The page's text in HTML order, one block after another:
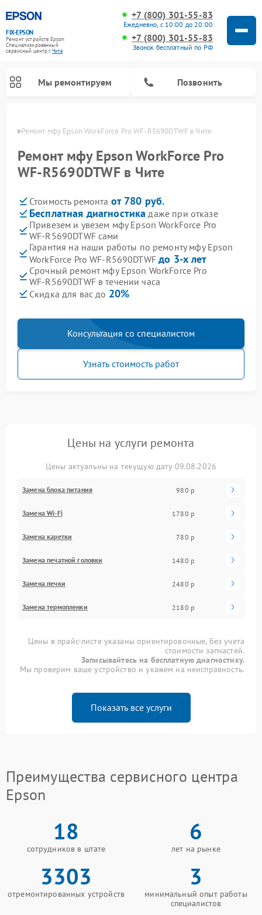
FIX-EPSON
Ремонт устройств Epson
Специализированный
cервисный центр г.Чита
+7 (800) 301-55-83
Ежедневно, с 10:00 до 20:00
+7 (800) 301-55-83
Звонок бесплатный по РФ
Мы ремонтируем Позвонить
Ремонт мфу Epson WorkForce Pro WF‑R5690DTWF в Чите
Ремонт мфу Epson WorkForce Pro
WF‑R5690DTWF в Чите
Стоимость ремонта от 780 руб.
Бесплатная диагностика даже при отказе
Привезем и увезем мфу Epson WorkForce Pro
WF‑R5690DTWF сами
Гарантия на наши работы по ремонту мфу Epson
WorkForce Pro WF‑R5690DTWFдо 3-х лет
Срочный ремонт мфу Epson WorkForce Pro
WF‑R5690DTWF в течении часа
Скидка для вас до 20%
Консультация со специалистом
Узнать стоимость работ
Цены на услуги ремонта
Цены актуальны на текущую дату 09.08.2026
Замена блока питания 980 р
Замена Wi-Fi 1780 р
Замена каретки 780 р
Замена печатной головки 1480 р
Замена печки 2480 р
Замена термопленки 2180 р
Цены в прайс-листе указаны ориентировочные, без учета
стоимости запчастей.
Записывайтесь на бесплатную диагностику.
Мы проверим ваше устройство и укажем на неисправность.
Показать все услуги
Преимущества сервисного центра
Epson
18
сотрудников в штате
6
лет на рынке
3303
отремонтированных устройств
3
минимальный опыт работы
специалистов